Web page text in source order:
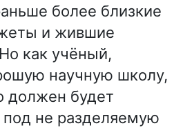
более близкие
и жившие
как учёный,
научную школу,
должен будет
под не разделяемую